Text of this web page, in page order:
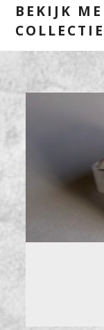
BEKIJK